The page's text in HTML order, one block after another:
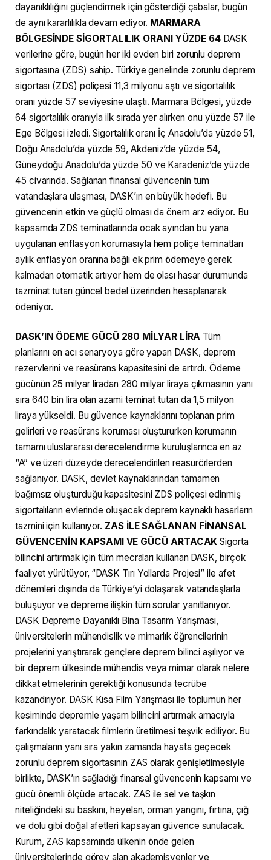
dayanıklılığını güçlendirmek için gösterdiği çabalar, bugün
de aynı kararlılıkla devam ediyor. MARMARA
BÖLGESİNDE SİGORTALILIK ORANI YÜZDE 64 DASK
verilerine göre, bugün her iki evden biri zorunlu deprem
sigortasına (ZDS) sahip. Türkiye genelinde zorunlu deprem
sigortası (ZDS) poliçesi 11,3 milyonu aştı ve sigortalılık
oranı yüzde 57 seviyesine ulaştı. Marmara Bölgesi, yüzde
64 sigortalılık oranıyla ilk sırada yer alırken onu yüzde 57 ile
Ege Bölgesi izledi. Sigortalılık oranı İç Anadolu’da yüzde 51,
Doğu Anadolu’da yüzde 59, Akdeniz’de yüzde 54,
Güneydoğu Anadolu’da yüzde 50 ve Karadeniz’de yüzde
45 civarında. Sağlanan finansal güvencenin tüm
vatandaşlara ulaşması, DASK’ın en büyük hedefi. Bu
güvencenin etkin ve güçlü olması da önem arz ediyor. Bu
kapsamda ZDS teminatlarında ocak ayından bu yana
uygulanan enflasyon korumasıyla hem poliçe teminatları
aylık enflasyon oranına bağlı ek prim ödemeye gerek
kalmadan otomatik artıyor hem de olası hasar durumunda
tazminat tutarı güncel bedel üzerinden hesaplanarak
ödeniyor.
DASK’IN ÖDEME GÜCÜ 280 MİLYAR LİRA Tüm
planlarını en acı senaryoya göre yapan DASK, deprem
rezervlerini ve reasürans kapasitesini de artırdı. Ödeme
gücünün 25 milyar liradan 280 milyar liraya çıkmasının yanı
sıra 640 bin lira olan azami teminat tutarı da 1,5 milyon
liraya yükseldi. Bu güvence kaynaklarını toplanan prim
gelirleri ve reasürans koruması oluştururken korumanın
tamamı uluslararası derecelendirme kuruluşlarınca en az
“A” ve üzeri düzeyde derecelendirilen reasürörlerden
sağlanıyor. DASK, devlet kaynaklarından tamamen
bağımsız oluşturduğu kapasitesini ZDS poliçesi edinmiş
sigortalıların evlerinde oluşacak deprem kaynaklı hasarların
tazmini için kullanıyor. ZAS İLE SAĞLANAN FİNANSAL
GÜVENCENİN KAPSAMI VE GÜCÜ ARTACAK Sigorta
bilincini artırmak için tüm mecraları kullanan DASK, birçok
faaliyet yürütüyor, “DASK Tırı Yollarda Projesi” ile afet
dönemleri dışında da Türkiye’yi dolaşarak vatandaşlarla
buluşuyor ve depreme ilişkin tüm sorular yanıtlanıyor.
DASK Depreme Dayanıklı Bina Tasarım Yarışması,
üniversitelerin mühendislik ve mimarlık öğrencilerinin
projelerini yarıştırarak gençlere deprem bilinci aşılıyor ve
bir deprem ülkesinde mühendis veya mimar olarak nelere
dikkat etmelerinin gerektiği konusunda tecrübe
kazandırıyor. DASK Kısa Film Yarışması ile toplumun her
kesiminde depremle yaşam bilincini artırmak amacıyla
farkındalık yaratacak filmlerin üretilmesi teşvik ediliyor. Bu
çalışmaların yanı sıra yakın zamanda hayata geçecek
zorunlu deprem sigortasının ZAS olarak genişletilmesiyle
birlikte, DASK’ın sağladığı finansal güvencenin kapsamı ve
gücü önemli ölçüde artacak. ZAS ile sel ve taşkın
niteliğindeki su baskını, heyelan, orman yangını, fırtına, çığ
ve dolu gibi doğal afetleri kapsayan güvence sunulacak.
Kurum, ZAS kapsamında ülkenin önde gelen
üniversitelerinde görev alan akademisyenler ve